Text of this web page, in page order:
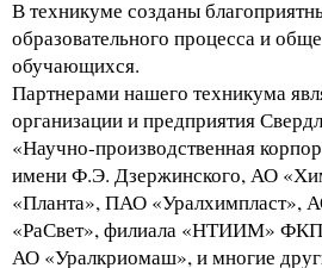
В техникуме созданы
образовательного процесса и
обучающихся.
Партнерами нашего техникума
организации и предприятия
«Научно-производственная
имени Ф.Э. Дзержинского, АО
«Планта», ПАО
«РаСвет», филиала «НТИИМ»
АО «Уралкриомаш», и многие